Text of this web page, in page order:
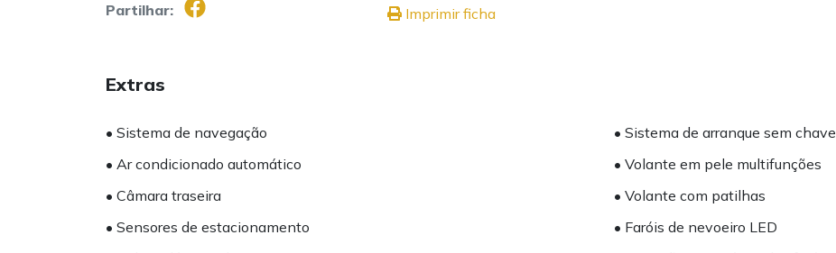
Partilhar: Imprimir ficha
Extras
• Sistema de navegação
• Ar condicionado automático
• Câmara traseira
• Sensores de estacionamento
• Sistema de arranque sem chave
• Volante em pele multifunções
• Volante com patilhas
• Faróis de nevoeiro LED